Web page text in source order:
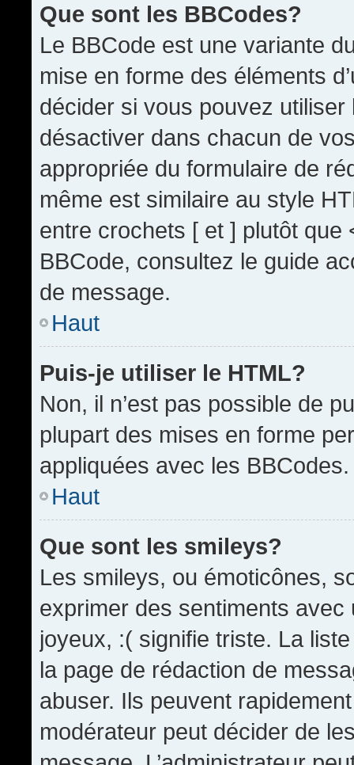
Que sont les BBCodes?
Le BBCode est une variante
mise en forme des éléments
décider si vous pouvez
désactiver dans chacun de
appropriée du formulaire de
même est similaire au style
entre crochets [ et ] plutôt que
BBCode, consultez le guide
de message.
Haut
Puis-je utiliser le HTML?
Non, il n’est pas possible de
plupart des mises en forme
appliquées avec les BBCodes.
Haut
Que sont les smileys?
Les smileys, ou émoticônes,
exprimer des sentiments
joyeux, :( signifie triste. La
la page de rédaction de
abuser. Ils peuvent
modérateur peut décider de